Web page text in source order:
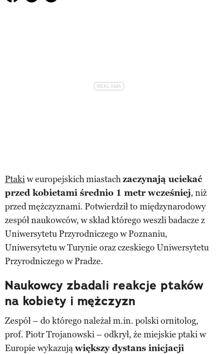
Ptakiw europejskich miastachzaczynają uciekać
przed kobietami średnio 1 metr wcześniej, niż
przed mężczyznami. Potwierdził to międzynarodowy
zespół naukowców, w skład którego weszli badacze z
Uniwersytetu Przyrodniczego w Poznaniu,
Uniwersytetu w Turynie oraz czeskiego Uniwersytetu
Przyrodniczego w Pradze.
Naukowcy zbadali reakcje ptaków
na kobiety i mężczyzn
Zespół – do którego należał m.in. polski ornitolog,
prof. Piotr Trojanowski – odkrył, że miejskie ptaki w
Europie wykazująwiększy dystans inicjacji